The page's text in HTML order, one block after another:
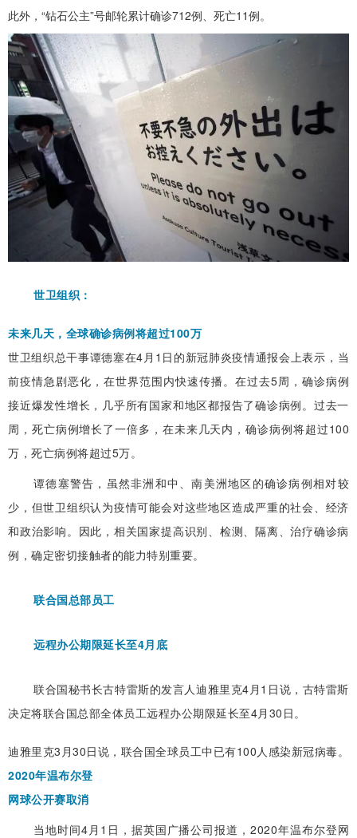
此外，“钻石公主”号邮轮累计确诊712例、死亡11例。
世卫组织：
未来几天，全球确诊病例将超过100万
世卫组织总干事谭德塞在4月1日的新冠肺炎疫情通报会上表示，当
前疫情急剧恶化，在世界范围内快速传播。在过去5周，确诊病例
接近爆发性增长，几乎所有国家和地区都报告了确诊病例。过去一
周，死亡病例增长了一倍多，在未来几天内，确诊病例将超过100
万，死亡病例将超过5万。
谭德塞警告，虽然非洲和中、南美洲地区的确诊病例相对较
少，但世卫组织认为疫情可能会对这些地区造成严重的社会、经济
和政治影响。因此，相关国家提高识别、检测、隔离、治疗确诊病
例，确定密切接触者的能力特别重要。
联合国总部员工
远程办公期限延长至4月底
联合国秘书长古特雷斯的发言人迪雅里克4月1日说，古特雷斯
决定将联合国总部全体员工远程办公期限延长至4月30日。
迪雅里克3月30日说，联合国全球员工中已有100人感染新冠病毒。
2020年温布尔登
网球公开赛取消
当地时间4月1日，据英国广播公司报道，2020年温布尔登网